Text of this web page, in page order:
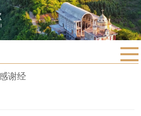
谢经